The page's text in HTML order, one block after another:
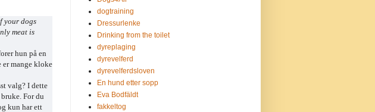
your dogs
meat is
hun på en
er mange kloke
valg? I dette
For du
kun har ett
dogtraining
Dressurlenke
Drinking from the toilet
dyreplaging
dyrevelferd
dyrevelferdsloven
En hund etter sopp
Eva Bodfäldt
fakkeltog